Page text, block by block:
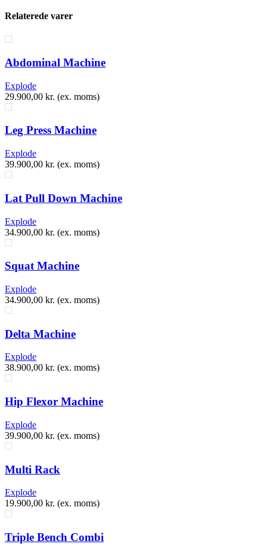
Relaterede varer
Abdominal Machine
Explode
29.900,00 kr. (ex. moms)
Leg Press Machine
Explode
39.900,00 kr. (ex. moms)
Lat Pull Down Machine
Explode
34.900,00 kr. (ex. moms)
Squat Machine
Explode
34.900,00 kr. (ex. moms)
Delta Machine
Explode
38.900,00 kr. (ex. moms)
Hip Flexor Machine
Explode
39.900,00 kr. (ex. moms)
Multi Rack
Explode
19.900,00 kr. (ex. moms)
Triple Bench Combi